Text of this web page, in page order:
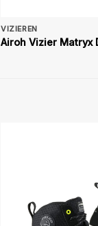
VIZIEREN
Airoh Vizier Matryx